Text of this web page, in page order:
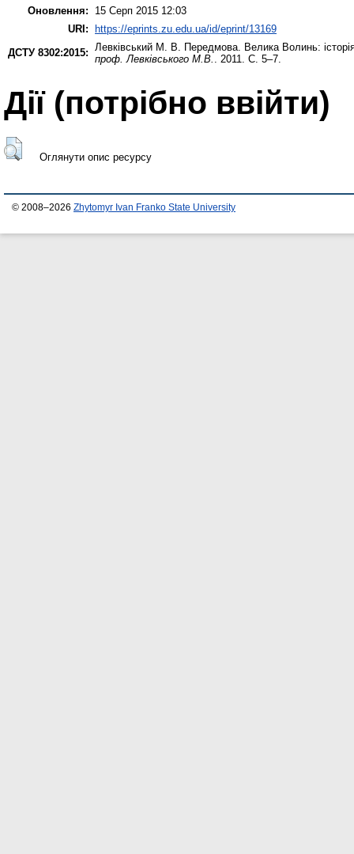
Оновлення:
15 Серп 2015 12:03
URI:
https://eprints.zu.edu.ua/id/eprint/13169
ДСТУ 8302:2015: Левківський М. В. Передмова. Велика Волинь:
проф. Левківського М.В. . 2011. С. 5–7.
Дії ​​(потрібно ввійти)
Оглянути опис ресурсу
© 2008–2026 Zhytomyr Ivan Franko State University